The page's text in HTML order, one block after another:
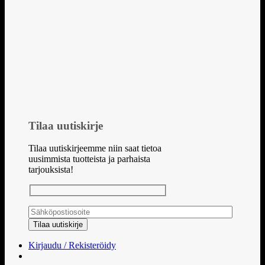
Tilaa uutiskirje
Tilaa uutiskirjeemme niin saat tietoa
uusimmista tuotteista ja parhaista
tarjouksista!
Kirjaudu / Rekisteröidy